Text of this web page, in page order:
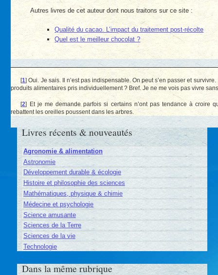
Autres livres de cet auteur dont nous traitons sur ce site :
Qualité du cacao. L’impact du traitement post-récolte
Quel est le meilleur chocolat ?
[1]Oui. Je sais. Il n’est pas indispensable. On peut s’en passer et
produits alimentaires pris individuellement ? Bref. Je ne me vois pas vivre
[2]
Et je me demande parfois si certains n’ont pas tendance à croire
rebattent les oreilles poussent dans les arbres.
Livres récents & nouveautés
Agronomie & alimentation
Astronomie
Développement durable & écologie
Histoire et philosophie des sciences
Mathématiques, physique & chimie
Médecine et psychologie
Science amusante
Sciences de la Terre
Sciences de la vie
Technologie
Dans la même rubrique